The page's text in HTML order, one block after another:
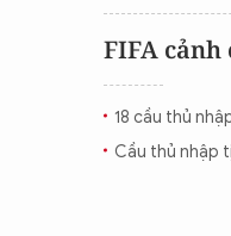
FIFA cảnh
18 cầu thủ
Cầu thủ nhập